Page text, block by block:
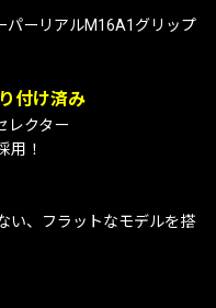
パーリアルM16A1グリップ
付け済み
レクター
用！
い、フラットなモデルを搭